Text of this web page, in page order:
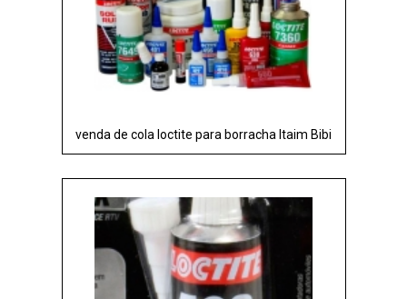
venda de cola loctite para borracha Itaim Bibi